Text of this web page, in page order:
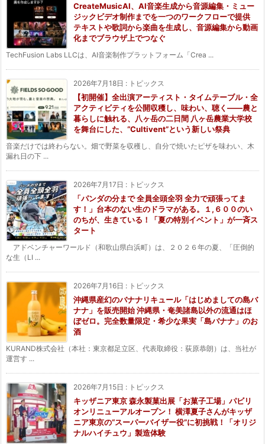
CreateMusicAI、AI音楽生成から音源編集・ミュー
ジックビデオ制作までを一つのワークフローで提供
テキストや歌詞から楽曲を生成し、音源編集から動画
化までブラウザ上でつなぐ
TechFusion Labs LLCは、AI音楽制作プラットフォーム「Crea ...
2026年7月18日 : トピックス
【初開催】全出演アーティスト・タイムテーブル・全
アクティビティを公開収穫し、味わい、聴く——農と
暮らしに触れる、八ヶ岳の二日間 八ヶ岳農業大学校
を舞台にした、“Cultivent”という新しい祭典
音楽だけでは終わらない。畑で野菜を収穫し、自分で焼いたピザを味わい、木
漏れ日の下 ...
2026年7月17日 : トピックス
「パンダの分まで 全員全頭全羽 全力で頑張ってま
す！」台本のない生のドラマがある。１,６００のい
のちが、生きている！「夏の特別イベント」が一斉ス
タート
アドベンチャーワールド（和歌山県白浜町）は、２０２６年の夏、「圧倒的
な生（LI ...
2026年7月16日 : トピックス
沖縄県産幻のバナナリキュール「はじめましての島バ
ナナ」を販売開始 沖縄県・奄美諸島以外の流通はほ
ぼゼロ。完全数量限定・希少な果実「島バナナ」のお
酒
KURAND株式会社（本社：東京都足立区、代表取締役：荻原恭朗）は、当社が
運営す ...
2026年7月15日 : トピックス
キッザニア東京 森永製菓出展「お菓子工場」パビリ
オンリニューアルオープン！ 横澤夏子さんがキッザ
ニア東京の“スーパーバイザー役”に初挑戦！「オリジ
ナルハイチュウ」製造体験